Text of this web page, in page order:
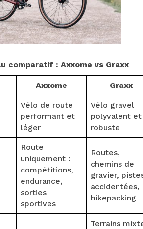
comparatif : Axxome vs Graxx
Axxome Graxx
Vélo de route
performant et
léger
Vélo gravel
polyvalent et
robuste
Route
uniquement :
compétitions,
endurance,
sorties
sportives
Routes,
chemins de
gravier,
accidentées,
bikepacking
Terrains